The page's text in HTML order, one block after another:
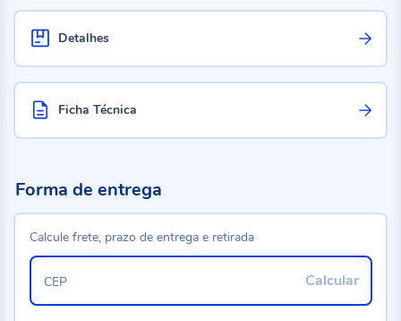
Detalhes
Ficha Técnica
Forma de entrega
Calcule frete, prazo de entrega e retirada
Calcular
CEP